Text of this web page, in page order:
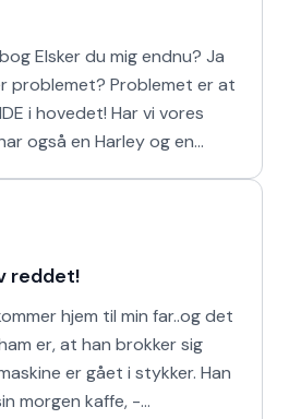
Ja
Problemet er at
i hovedet! Har vi vores
reddet!
hjem til min far..og det
er, at han brokker sig
er gået i stykker. Han
morgen kaffe, -